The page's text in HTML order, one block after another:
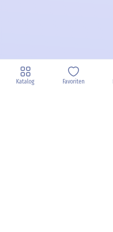
Katalog Favoriten